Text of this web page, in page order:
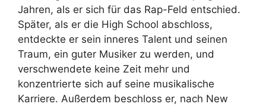
Jahren, als er sich für das Rap-Feld entschied.
Später, als er die High School abschloss,
entdeckte er sein inneres Talent und seinen
Traum, ein guter Musiker zu werden, und
verschwendete keine Zeit mehr und
konzentrierte sich auf seine musikalische
Karriere. Außerdem beschloss er, nach New